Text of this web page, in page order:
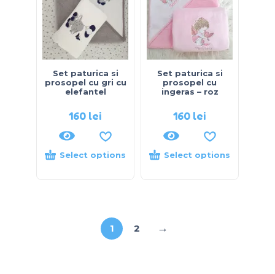
Set paturica si
prosopel cu gri cu
elefantel
160 lei
Select options
Set paturica si
prosopel cu
ingeras – roz
160 lei
Select options
1 2 →